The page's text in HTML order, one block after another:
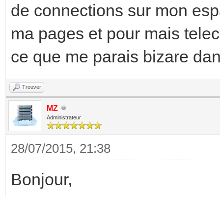
de connections sur mon
ma pages et pour mais
ce que me parais bizare
Trouver
MZ
Administrateur
28/07/2015, 21:38
Bonjour,